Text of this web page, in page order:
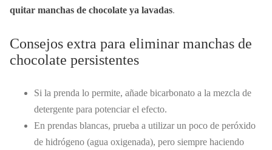
quitar manchas de chocolate ya lavadas.
Consejos extra para eliminar manchas de
chocolate persistentes
Si la prenda lo permite, añade bicarbonato a la mezcla de
detergente para potenciar el efecto.
En prendas blancas, prueba a utilizar un poco de peróxido
de hidrógeno (agua oxigenada), pero siempre haciendo